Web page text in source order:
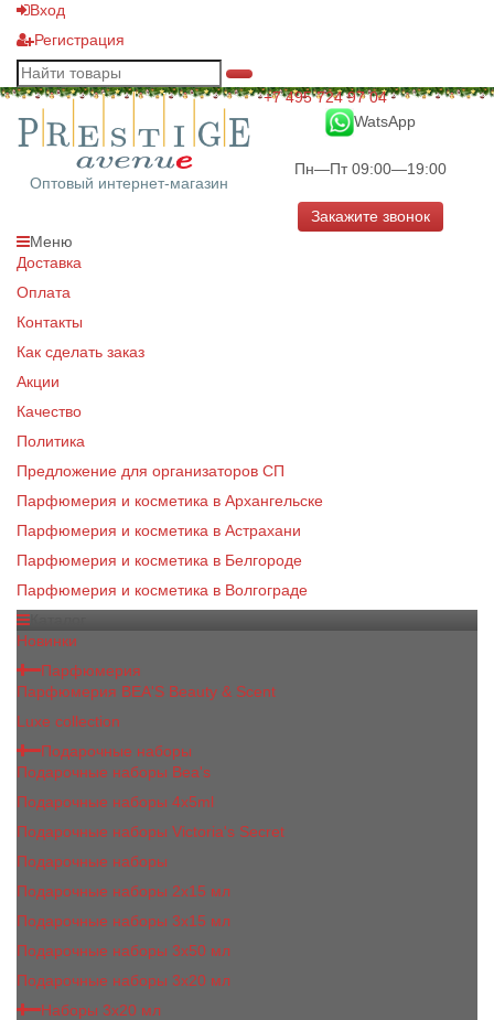
Вход
Регистрация
Оптовый интернет-магазин
+7 495 724 97 04
WatsApp
Пн—Пт 09:00—19:00
Закажите звонок
Меню
Доставка
Оплата
Контакты
Как сделать заказ
Акции
Качество
Политика
Предложение для организаторов СП
Парфюмерия и косметика в Архангельске
Парфюмерия и косметика в Астрахани
Парфюмерия и косметика в Белгороде
Парфюмерия и косметика в Волгограде
Новинки
Парфюмерия
Парфюмерия BEA'S Beauty & Scent
Luxe collection
Подарочные наборы
Подарочные наборы Bea's
Подарочные наборы 4х5ml
Подарочные наборы Victoria's Secret
Подарочные наборы
Подарочные наборы 2x15 мл
Подарочные наборы 3х15 мл
Подарочные наборы 3x50 мл
Подарочные наборы 3x20 мл
Наборы 3х20 мл